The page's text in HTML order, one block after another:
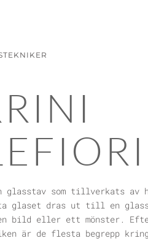
glasstav som tillverkats av
glaset dras ut till en
bild eller ett mönster.
är de flesta begrepp